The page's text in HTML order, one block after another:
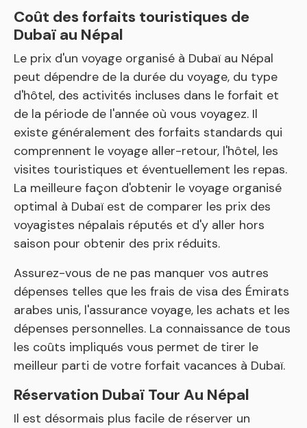
Coût des forfaits touristiques de
Dubaï au Népal
Le prix d'un voyage organisé à Dubaï au Népal
peut dépendre de la durée du voyage, du type
d'hôtel, des activités incluses dans le forfait et
de la période de l'année où vous voyagez. Il
existe généralement des forfaits standards qui
comprennent le voyage aller-retour, l'hôtel, les
visites touristiques et éventuellement les repas.
La meilleure façon d'obtenir le voyage organisé
optimal à Dubaï est de comparer les prix des
voyagistes népalais réputés et d'y aller hors
saison pour obtenir des prix réduits.
Assurez-vous de ne pas manquer vos autres
dépenses telles que les frais de visa des Émirats
arabes unis, l'assurance voyage, les achats et les
dépenses personnelles. La connaissance de tous
les coûts impliqués vous permet de tirer le
meilleur parti de votre forfait vacances à Dubaï.
Réservation Dubaï Tour Au Népal
Il est désormais plus facile de réserver un